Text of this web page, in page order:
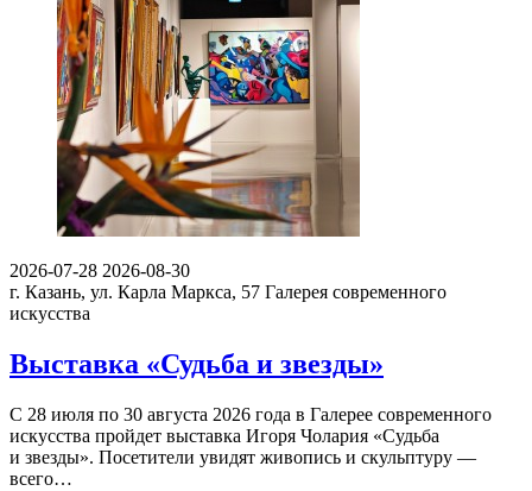
2026-07-28 2026-08-30
г. Казань, ул. Карла Маркса, 57 Галерея современного
искусства
Выставка «Судьба и звезды»
С 28 июля по 30 августа 2026 года в Галерее современного
искусства пройдет выставка Игоря Чолария «Судьба
и звезды». Посетители увидят живопись и скульптуру —
всего…